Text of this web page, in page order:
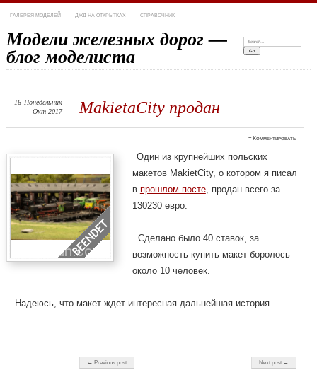
ГАЛЕРЕЯ МОДЕЛЕЙ ДЖД НА ОТКРЫТКАХ СПРАВОЧНИК
Модели железных дорог —
блог моделиста
Search:
MakietaCity продан
16 Понедельник
Окт 2017
≈ Комментировать
Один из крупнейших польских
макетов MakietCity, о котором я писал
в прошлом посте, продан всего за
130230 евро.
Сделано было 40 ставок, за
возможность купить макет боролось
около 10 человек.
Надеюсь, что макет ждет интересная дальнейшая история…
Post navigation
← Previous post Next post →